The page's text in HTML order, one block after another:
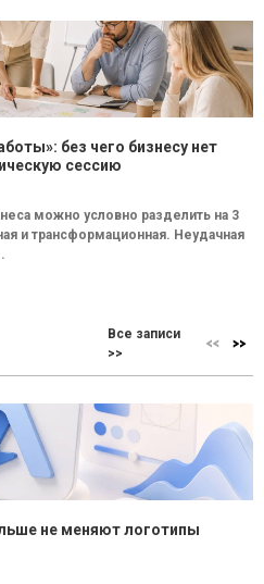
без чего бизнесу нет
сессию
можно условно разделить на 3
и трансформационная. Неудачная
Все записи
>>
не меняют логотипы